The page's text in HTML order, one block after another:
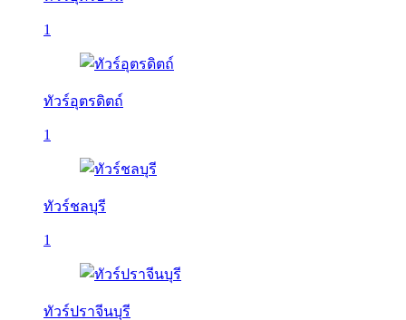
1
ทัวร์อุตรดิตถ์
1
ทัวร์ชลบุรี
1
ทัวร์ปราจีนบุรี